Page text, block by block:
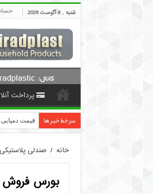
شنبه , 8 آگوست 2026
پرداخت
سرخط خبرها فروش
خانه / صندلی
بورس فروش